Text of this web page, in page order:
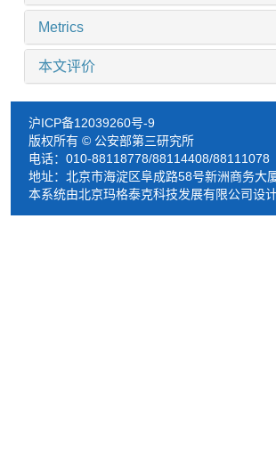
Metrics
本文评价
沪ICP备12039260号-9
版权所有 © 公安部第三研究所
电话：010-88118778/88114408/88111078
地址：北京市海淀区阜成路58号新洲商务
本系统由北京玛格泰克科技发展有限公司设